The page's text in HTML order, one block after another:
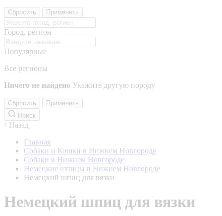
Сбросить Применить
Город, регион
Популярные
Все регионы
Ничего не найдено Укажите другую породу
Сбросить
Применить
Поиск
Назад
Главная
Собаки и Кошки в Нижнем Новгороде
Собаки в Нижнем Новгороде
Немецкие шпицы в Нижнем Новгороде
Немецкий шпиц для вязки
Немецкий шпиц для вязки